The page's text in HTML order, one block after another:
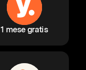
1 mese gratis